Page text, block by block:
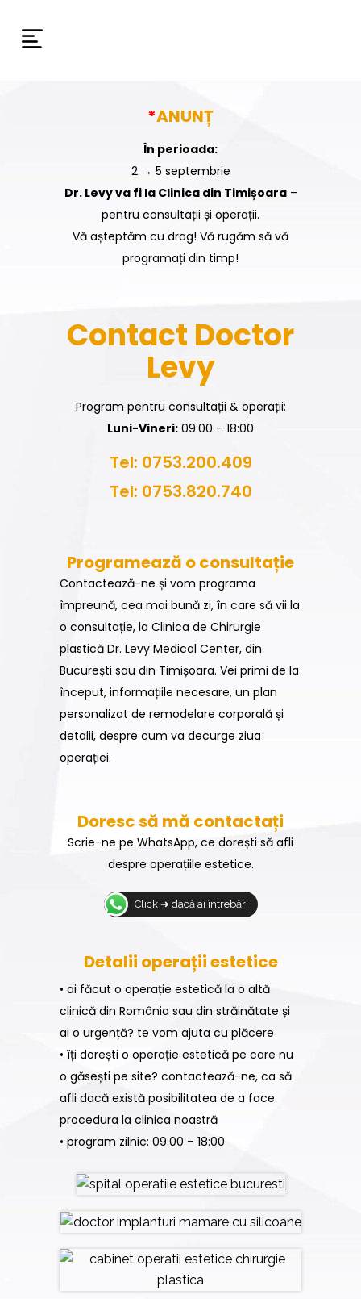
*ANUNȚ
În perioada:
2 → 5 septembrie
Dr. Levy va fi la Clinica din Timișoara–
pentru consultații și operații.
Vă așteptăm cu drag! Vă rugăm să vă
programați din timp!
Contact Doctor
Levy
Program pentru consultații & operații:
Luni-Vineri: 09:00 – 18:00
Tel: 0753.200.409
Tel: 0753.820.740
Programează o consultație
Contactează-ne și vom programa
împreună, cea mai bună zi, în care să vii la
o consultație, la Clinica de Chirurgie
plastică Dr. Levy Medical Center, din
București sau din Timișoara. Vei primi de la
început, informațiile necesare, un plan
personalizat de remodelare corporală și
detalii, despre cum va decurge ziua
operației.
Doresc să mă contactați
Scrie-ne pe WhatsApp, ce dorești să afli
despre operațiile estetice.
Click ➜ dacă ai întrebări
Detalii operații estetice
• ai făcut o operație estetică la o altă
clinică din România sau din străinătate și
ai o urgență? te vom ajuta cu plăcere
• îți dorești o operație estetică pe care nu
o găsești pe site? contactează-ne, ca să
afli dacă există posibilitatea de a face
procedura la clinica noastră
• program zilnic: 09:00 – 18:00